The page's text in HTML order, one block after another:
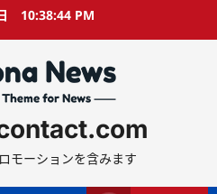
10:38:45 PM
モーションを含みます